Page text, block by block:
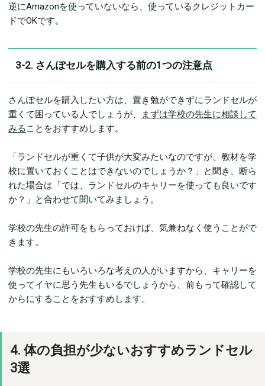
逆にAmazonを使っていないなら、使っているクレジットカー
ドでOKです。
3-2. さんぽセルを購入する前の1つの注意点
さんぽセルを購入したい方は、置き勉ができずにランドセルが
重くて困っている人でしょうが、
まずは学校の先生に相談して
みる ことをおすすめします。
「ランドセルが重くて子供が大変みたいなのですが、教材を学
校に置いておくことはできないのでしょうか？」と聞き、断ら
れた場合は「では、ランドセルのキャリーを使っても良いです
か？」と合わせて聞いてみましょう。
学校の先生の許可をもらっておけば、気兼ねなく使うことがで
きます。
学校の先生にもいろいろな考えの人がいますから、キャリーを
使ってイヤに思う先生もいるでしょうから、前もって確認して
からにすることをおすすめします。
4. 体の負担が少ないおすすめランドセル
3選